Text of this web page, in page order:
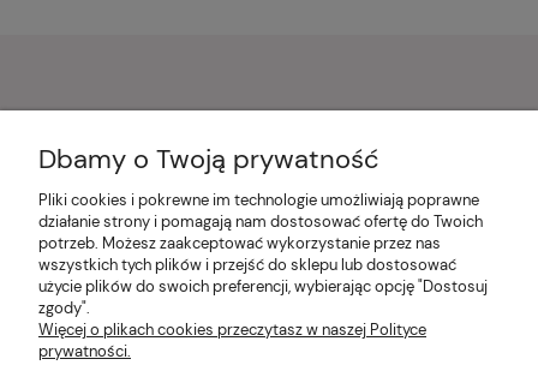
Moje konto
Płatności i dostawa
Informacje
Dbamy o Twoją prywatność
Pliki cookies i pokrewne im technologie umożliwiają poprawne
działanie strony i pomagają nam dostosować ofertę do Twoich
potrzeb. Możesz zaakceptować wykorzystanie przez nas
wszystkich tych plików i przejść do sklepu lub dostosować
użycie plików do swoich preferencji, wybierając opcję "Dostosuj
zgody".
Więcej o plikach cookies przeczytasz w naszej Polityce
prywatności.